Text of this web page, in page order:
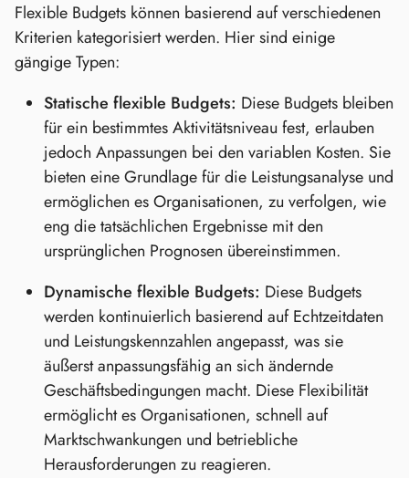
Flexible Budgets können basierend auf verschiedenen
Kriterien kategorisiert werden. Hier sind einige
gängige Typen:
Statische flexible Budgets: Diese Budgets bleiben
für ein bestimmtes Aktivitätsniveau fest, erlauben
jedoch Anpassungen bei den variablen Kosten. Sie
bieten eine Grundlage für die Leistungsanalyse und
ermöglichen es Organisationen, zu verfolgen, wie
eng die tatsächlichen Ergebnisse mit den
ursprünglichen Prognosen übereinstimmen.
Dynamische flexible Budgets: Diese Budgets
werden kontinuierlich basierend auf Echtzeitdaten
und Leistungskennzahlen angepasst, was sie
äußerst anpassungsfähig an sich ändernde
Geschäftsbedingungen macht. Diese Flexibilität
ermöglicht es Organisationen, schnell auf
Marktschwankungen und betriebliche
Herausforderungen zu reagieren.